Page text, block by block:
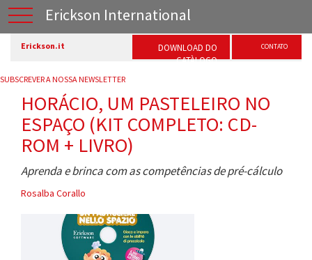
Erickson International
Erickson.it
DOWNLOAD DO
CATÀLOGO
CONTATO
SUBSCREVER A NOSSA NEWSLETTER
HORÁCIO, UM PASTELEIRO NO
ESPAÇO (KIT COMPLETO: CD-
ROM + LIVRO)
Aprenda e brinca com as competências de pré-cálculo
Rosalba Corallo